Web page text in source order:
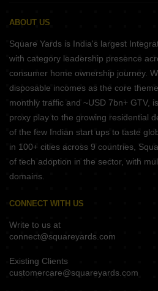
ABOUT US
Square Yards is India's largest
with category leadership presence
consumer home ownership journey.
disposable incomes as the core
monthly traffic and ~USD 7bn+ GTV,
proxy play to the growing residential
of the few Indian start ups to taste
in 100+ cities across 9 countries,
of tech adoption in the sector, with
domains.
CONNECT WITH US
Write to us at
connect@squareyards.com
Existing Clients
customercare@squareyards.com